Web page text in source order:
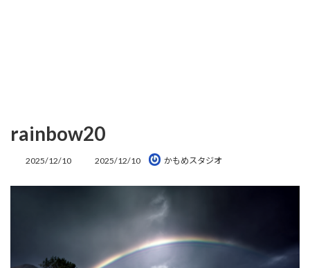
rainbow20
2025/12/10
最
2025/12/10 かもめスタジオ